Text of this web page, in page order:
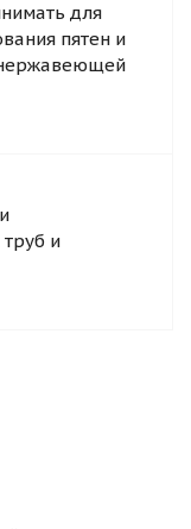
для
пятен и
и